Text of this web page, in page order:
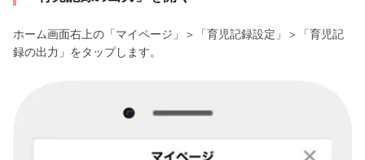
ホーム画面右上の「マイページ」＞「育児記録設定」＞「育児記
録の出力」をタップします。